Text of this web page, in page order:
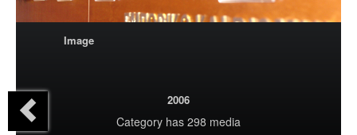
Image
2006
Category has 298 media